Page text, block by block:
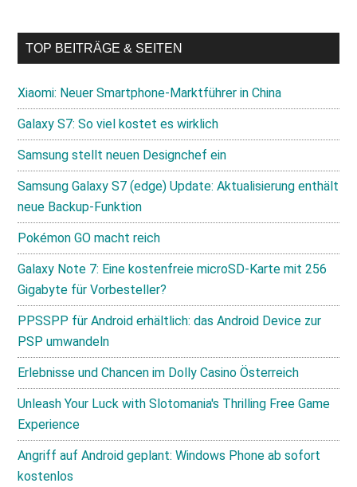
TOP BEITRÄGE & SEITEN
Xiaomi: Neuer Smartphone-Marktführer in China
Galaxy S7: So viel kostet es wirklich
Samsung stellt neuen Designchef ein
Samsung Galaxy S7 (edge) Update: Aktualisierung enthält
neue Backup-Funktion
Pokémon GO macht reich
Galaxy Note 7: Eine kostenfreie microSD-Karte mit 256
Gigabyte für Vorbesteller?
PPSSPP für Android erhältlich: das Android Device zur
PSP umwandeln
Erlebnisse und Chancen im Dolly Casino Österreich
Unleash Your Luck with Slotomania's Thrilling Free Game
Experience
Angriff auf Android geplant: Windows Phone ab sofort
kostenlos